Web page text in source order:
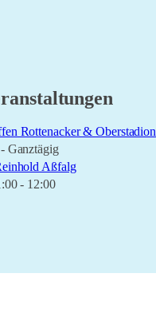
Rottenacker & Oberstadion
Ganztägig
Aßfalg
- 12:00